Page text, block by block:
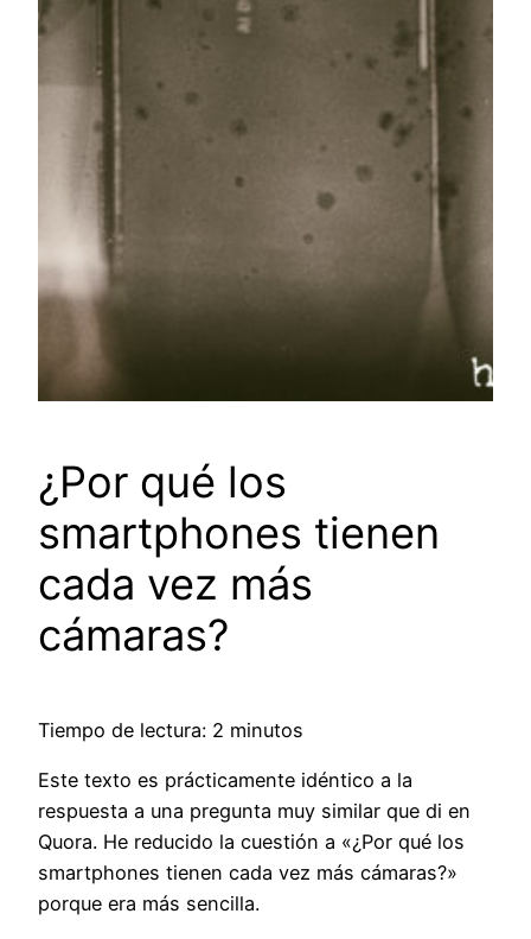
¿Por qué los
smartphones tienen
cada vez más
cámaras?
Tiempo de lectura: 2 minutos
Este texto es prácticamente idéntico a la
respuesta a una pregunta muy similar que di en
Quora. He reducido la cuestión a «¿Por qué los
smartphones tienen cada vez más cámaras?»
porque era más sencilla.